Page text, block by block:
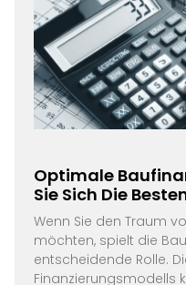
Optimale
Sie Sich Die
Wenn Sie den Traum
möchten, spielt die
entscheidende Rolle.
Finanzierungsmodells